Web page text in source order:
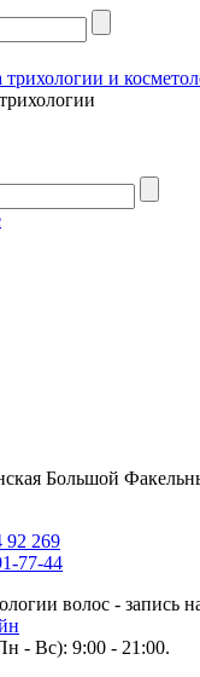
Большой
92 269
77-44
- Вс): 9:00 - 21:00.